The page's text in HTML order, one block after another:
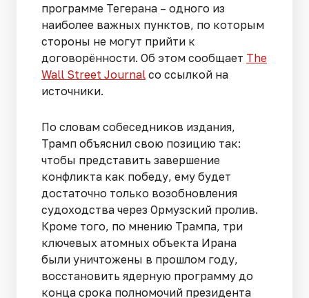
программе Тегерана – одного из
наиболее важных пунктов, по которым
стороны не могут прийти к
договорённости. Об этом сообщает The
Wall Street Journal со ссылкой на
источники.
По словам собеседников издания,
Трамп объяснил свою позицию так:
чтобы представить завершение
конфликта как победу, ему будет
достаточно только возобновления
судоходства через Ормузский пролив.
Кроме того, по мнению Трампа, три
ключевых атомных объекта Ирана
были уничтожены в прошлом году,
восстановить ядерную программу до
конца срока полномочий президента